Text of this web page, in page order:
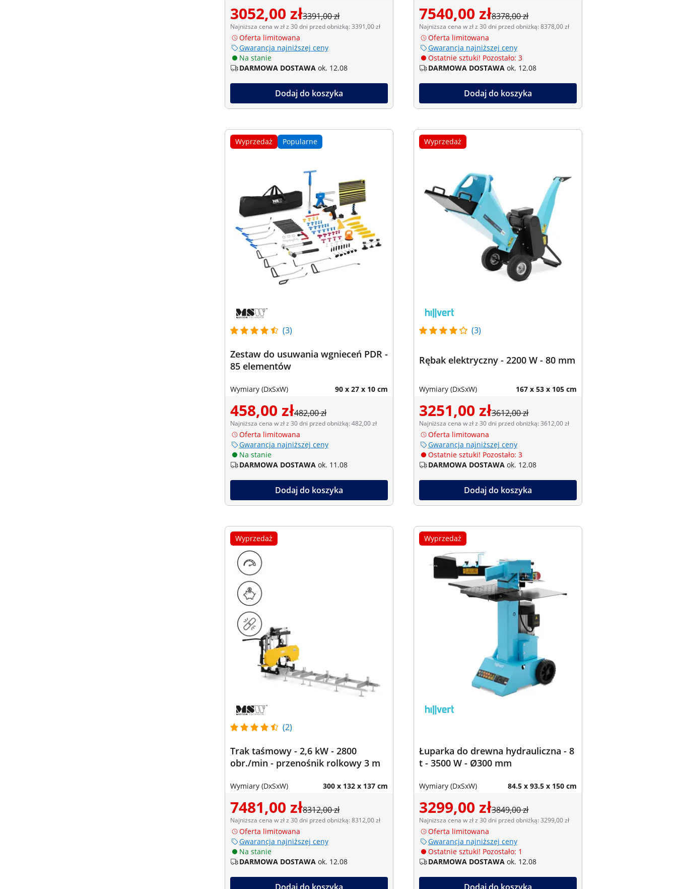
3052,00 zł3391,00 zł
Najniższa cena w zł z 30 dni przed obniżką: 3391,00 zł
Oferta limitowana
Gwarancja najniższej ceny
Na stanie
DARMOWA DOSTAWA ok. 12.08
Dodaj do koszyka
7540,00 zł8378,00 zł
Najniższa cena w zł z 30 dni przed obniżką: 8378,00 zł
Oferta limitowana
Gwarancja najniższej ceny
Ostatnie sztuki! Pozostało: 3
DARMOWA DOSTAWA ok. 12.08
Dodaj do koszyka
Wyprzedaż Popularne
(3)
Zestaw do usuwania wgnieceń PDR -
85 elementów
Wymiary (DxSxW) 90 x 27 x 10 cm
458,00 zł482,00 zł
Najniższa cena w zł z 30 dni przed obniżką: 482,00 zł
Oferta limitowana
Gwarancja najniższej ceny
Na stanie
DARMOWA DOSTAWA ok. 11.08
Dodaj do koszyka
Wyprzedaż
(3)
Rębak elektryczny - 2200 W - 80 mm
Wymiary (DxSxW) 167 x 53 x 105 cm
3251,00 zł3612,00 zł
Najniższa cena w zł z 30 dni przed obniżką: 3612,00 zł
Oferta limitowana
Gwarancja najniższej ceny
Ostatnie sztuki! Pozostało: 3
DARMOWA DOSTAWA ok. 12.08
Dodaj do koszyka
Wyprzedaż
(2)
Trak taśmowy - 2,6 kW - 2800
obr./min - przenośnik rolkowy 3 m
Wymiary (DxSxW) 300 x 132 x 137 cm
7481,00 zł8312,00 zł
Najniższa cena w zł z 30 dni przed obniżką: 8312,00 zł
Oferta limitowana
Gwarancja najniższej ceny
Na stanie
DARMOWA DOSTAWA ok. 12.08
Wyprzedaż
Łuparka do drewna hydrauliczna - 8
t - 3500 W - Ø300 mm
Wymiary (DxSxW) 84.5 x 93.5 x 150 cm
3299,00 zł3849,00 zł
Najniższa cena w zł z 30 dni przed obniżką: 3299,00 zł
Oferta limitowana
Gwarancja najniższej ceny
Ostatnie sztuki! Pozostało: 1
DARMOWA DOSTAWA ok. 12.08